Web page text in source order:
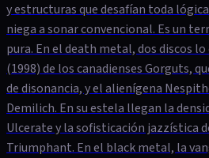
y estructuras que desafían toda
niega a sonar convencional. Es un
pura. En el death metal, dos discos
(1998) de los canadienses Gorguts,
de disonancia, y el alienígena
Demilich. En su estela llegan la
Ulcerate y la sofisticación jazzística
Triumphant. En el black metal, la